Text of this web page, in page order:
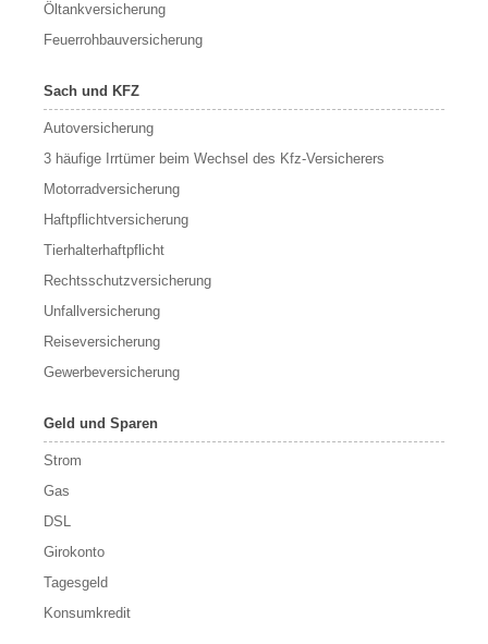
Öltankversicherung
Feuerrohbauversicherung
Sach und KFZ
Autoversicherung
3 häufige Irrtümer beim Wechsel des Kfz-Versicherers
Motorradversicherung
Haftpflichtversicherung
Tierhalterhaftpflicht
Rechtsschutzversicherung
Unfallversicherung
Reiseversicherung
Gewerbeversicherung
Geld und Sparen
Strom
Gas
DSL
Girokonto
Tagesgeld
Konsumkredit